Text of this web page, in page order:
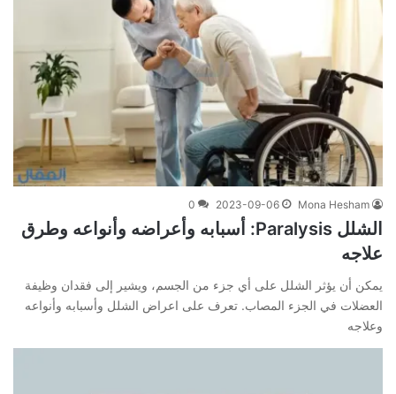
Mona Hesham
2023-09-06
0
الشلل Paralysis: أسبابه وأعراضه وأنواعه وطرق
علاجه
يمكن أن يؤثر الشلل على أي جزء من الجسم، ويشير إلى فقدان وظيفة
العضلات في الجزء المصاب. تعرف على اعراض الشلل وأسبابه وأنواعه
وعلاجه